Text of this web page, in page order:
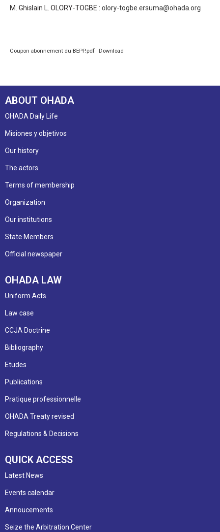
M. Ghislain L. OLORY-TOGBE : olory-togbe.ersuma@ohada.org
Coupon abonnement du BEPP.pdf Download
ABOUT OHADA
OHADA Daily Life
Misiones y objetivos
Our history
The actors
Terms of membership
Organization
Our institutions
State Members
Official newspaper
OHADA LAW
Uniform Acts
Law case
CCJA Doctrine
Bibliography
Etudes
Publications
Pratique professionnelle
OHADA Treaty revised
Regulations & Decisions
QUICK ACCESS
Latest News
Events calendar
Annoucements
Seize the Arbitration Center